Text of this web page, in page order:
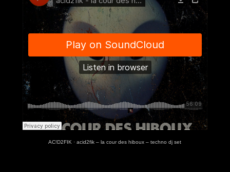
AC!D2FIK ·acid2fik – la cour des hiboux – techno dj set